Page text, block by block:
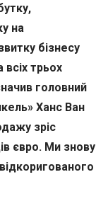
на
бізнесу
трьох
головний
Ханс Ван
зріс
євро. Ми знову